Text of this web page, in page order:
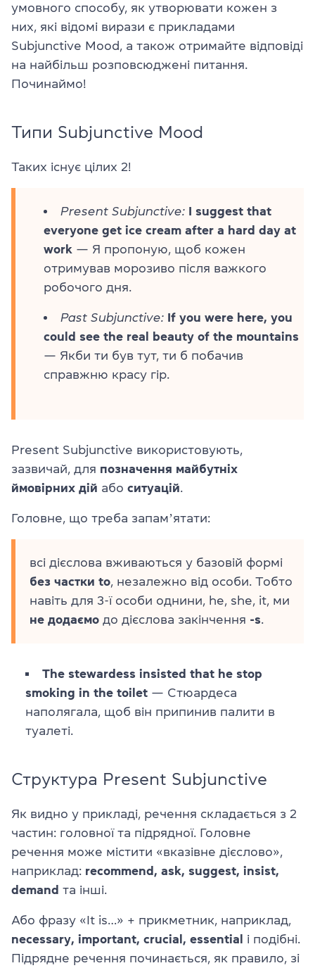
умовного способу, як утворювати кожен з
них, які відомі вирази є прикладами
Subjunctive Mood, а також отримайте відповіді
на найбільш розповсюджені питання.
Починаймо!
Типи Subjunctive Mood
Таких існує цілих 2!
Present Subjunctive: I suggest that
everyone get ice cream after a hard day at
work — Я пропоную, щоб кожен
отримував морозиво після важкого
робочого дня.
Past Subjunctive: If you were here, you
could see the real beauty of the mountains
— Якби ти був тут, ти б побачив
справжню красу гір.
Present Subjunctive використовують,
зазвичай, для позначення майбутніх
ймовірних дій або ситуацій
Головне, що треба запамʼятати:
всі дієслова вживаються у базовій формі
без частки to , незалежно від особи. Тобто
навіть для 3-ї особи однини, he, she, it, ми
не додаємо до дієслова закінчення -s
The stewardess insisted that he stop
smoking in the toilet — Стюардеса
наполягала, щоб він припинив палити в
туалеті.
Структура Present Subjunctive
Як видно у прикладі, речення складається з 2
частин: головної та підрядної. Головне
речення може містити «вказівне дієслово»,
наприклад: recommend, ask, suggest, insist,
demand та інші.
Або фразу «It is…» + прикметник, наприклад,
necessary, important, crucial, essential
і подібні.
Підрядне речення починається, як правило, зі